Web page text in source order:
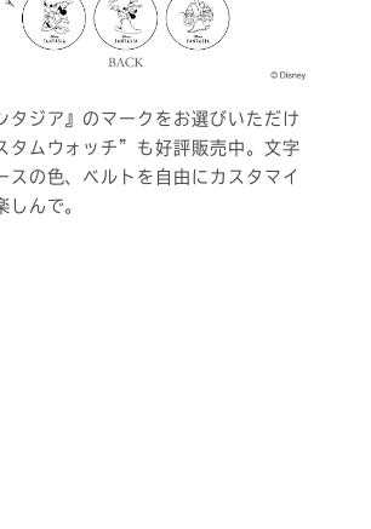
タジア』のマークをお選びいただけ
タムウォッチ”も好評販売中。文字
スの色、ベルトを自由にカスタマイ
しんで。